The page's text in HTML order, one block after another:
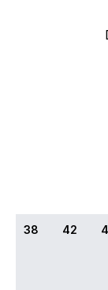
38 42